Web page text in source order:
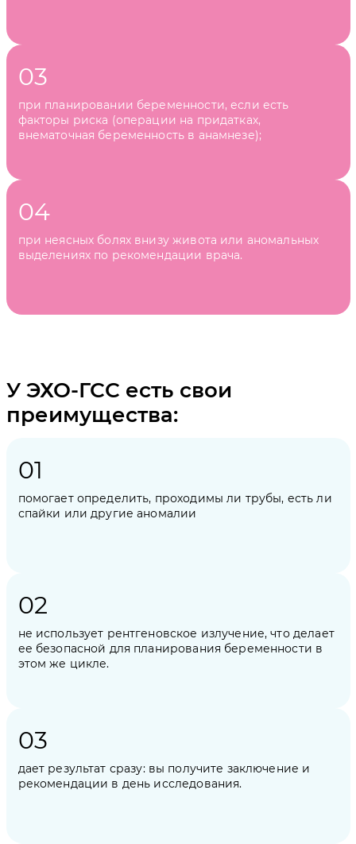
при планировании беременности, если есть
факторы риска (операции на придатках,
внематочная беременность в анамнезе);
при неясных болях внизу живота или аномальных
выделениях по рекомендации врача.
У ЭХО-ГСС есть свои
преимущества:
помогает определить, проходимы ли трубы, есть ли
спайки или другие аномалии
не использует рентгеновское излучение, что делает
ее безопасной для планирования беременности в
этом же цикле.
дает результат сразу: вы получите заключение и
рекомендации в день исследования.